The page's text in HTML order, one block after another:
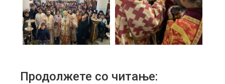
Продолжете со читање: